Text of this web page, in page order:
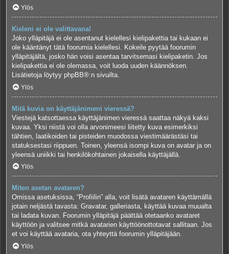
Ylös
Kieleni ei ole valittavana!
Joko ylläpitäjä ei ole asentanut kielellesi kielipakettia tai kukaan ei
ole kääntänyt tätä foorumia kielellesi. Kokeile pyytää foorumin
ylläpitäjältä, josko hän voisi asentaa tarvitsemasi kielipaketin. Jos
kielipakettia ei ole olemassa, voit luoda uuden käännöksen.
Lisätietoja löytyy phpBB®:n sivuilta.
Ylös
Mitä kuvia on käyttäjänimeni vieressä?
Viestejä katsottaessa käyttäjänimen vieressä saattaa näkyä kaksi
kuvaa. Yksi niistä voi olla arvonimeesi liitetty kuva esimerkiksi
tähtien, laatikoiden tai pisteiden muodossa viestimäärästäsi tai
statuksestasi riippuen. Toinen, yleensä isompi kuva on avatar ja on
yleensä uniikki tai henkilökohtainen jokaisella käyttäjällä.
Ylös
Miten asetan avataren?
Omissa asetuksissa, “Profiilin” alla, voit lisätä avataren käyttämällä
jotain neljästä tavasta: Gravatar, galleriasta, käyttää kuvaa muualta
tai ladata kuvan. Foorumin ylläpitäjä päättää otetaanko avataret
käyttöön ja valitsee mitkä avatarien käyttöönottotavat sallitaan. Jos
et voi käyttää avataria, ota yhteyttä foorumin ylläpitäjään.
Ylös